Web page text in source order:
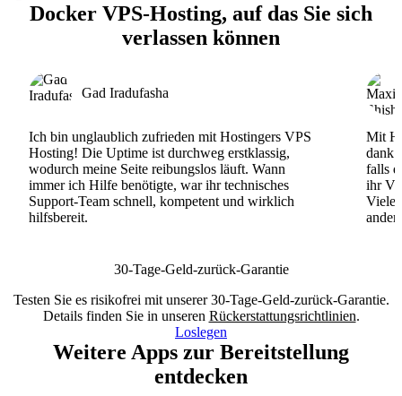
Docker VPS-Hosting, auf das Sie sich
verlassen können
Gad Iradufasha
Ich bin unglaublich zufrieden mit Hostingers VPS
Hosting! Die Uptime ist durchweg erstklassig,
wodurch meine Seite reibungslos läuft. Wann
immer ich Hilfe benötigte, war ihr technisches
Support-Team schnell, kompetent und wirklich
hilfsbereit.
Mit
dank
falls
ihr
30-Tage-Geld-zurück-Garantie
Testen Sie es risikofrei mit unserer 30-Tage-Geld-zurück-Garantie.
Details finden Sie in unseren Rückerstattungsrichtlinien.
Loslegen
Weitere Apps zur Bereitstellung
entdecken